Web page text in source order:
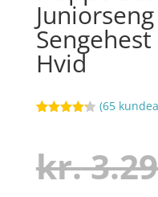
Hvid
baseret
på
kundebedø
(65
kr.